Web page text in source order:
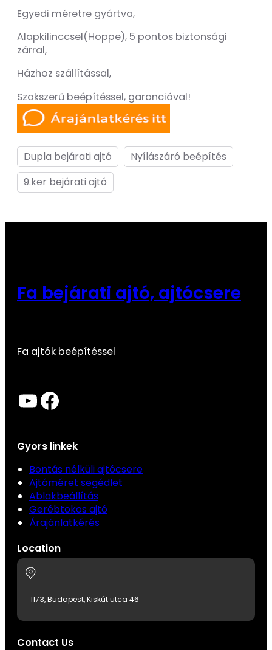
Egyedi méretre gyártva,
Alapkilinccsel(Hoppe), 5 pontos biztonsági
zárral,
Házhoz szállítással,
Szakszerű beépítéssel, garanciával!
Dupla bejárati ajtó
Nyílászáró beépítés
9.ker bejárati ajtó
Fa bejárati ajtó, ajtócsere
Fa ajtók beépítéssel
YouTube Facebook
Gyors linkek
Bontás nélküli ajtócsere
Ajtóméret segédlet
Ablakbeállítás
Gerébtokos ajtó
Árajánlatkérés
Location
1173, Budapest, Kiskút utca 46
Contact Us